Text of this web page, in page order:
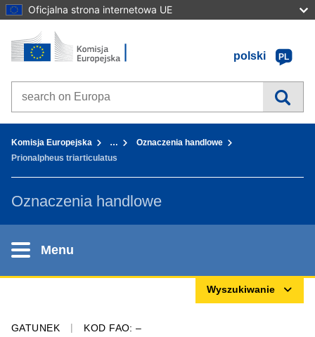
Oficjalna strona internetowa UE
Przejdź do zawartości
Strona główna - Komisja Europejska
polski
PL
Search on Europa websites
Komisja Europejska …
Oznaczenia handlowe
Prionalpheus triarticulatus
Oznaczenia handlowe
Menu
Wyszukiwanie
GATUNEK KOD FAO: –